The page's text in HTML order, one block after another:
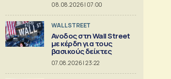
08.08.2026 | 07:00
WALL STREET
Ανοδος στη Wall Street
με κέρδη για τους
βασικούς δείκτες
07.08.2026 | 23:22